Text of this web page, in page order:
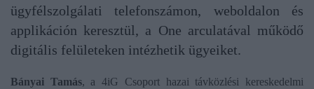
ügyfélszolgálati telefonszámon, weboldalon és
applikáción keresztül, a One arculatával működő
digitális felületeken intézhetik ügyeiket.
Bányai Tamás, a 4iG Csoport hazai távközlési kereskedelmi